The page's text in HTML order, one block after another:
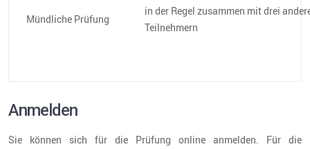
Mündliche Prüfung
in der Regel zusammen mit drei
Teilnehmern
Anmelden
Sie können sich für die Prüfung online anmelden. Für die